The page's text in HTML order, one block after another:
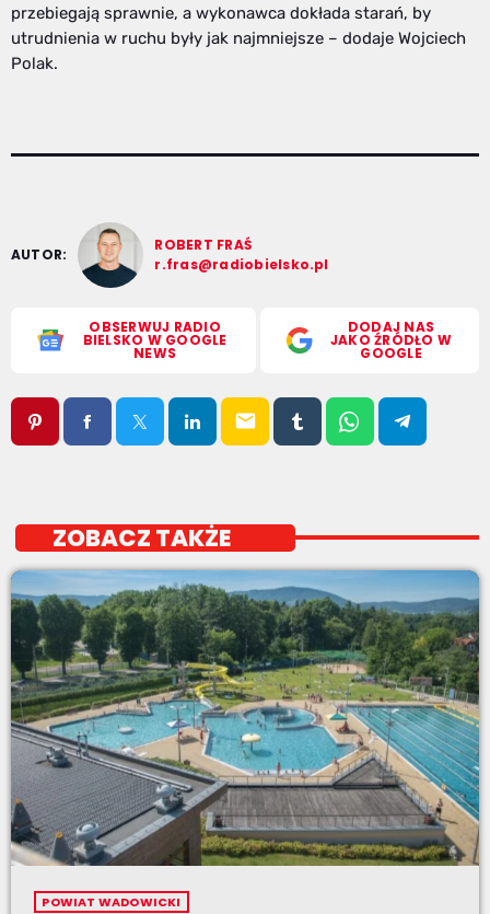
przebiegają sprawnie, a wykonawca dokłada starań, by
utrudnienia w ruchu były jak najmniejsze – dodaje Wojciech
Polak.
AUTOR:
ROBERT FRAŚ
r.fras@radiobielsko.pl
OBSERWUJ RADIO
BIELSKO W GOOGLE
NEWS
DODAJ NAS
JAKO ŹRÓDŁO W
GOOGLE
email
ZOBACZ TAKŻE
POWIAT WADOWICKI